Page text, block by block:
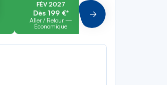
FÉV 2027
Dès 199 €*
Aller / Retour —
Économique
Dès 199 €*
Aller / Retour —
Suivant